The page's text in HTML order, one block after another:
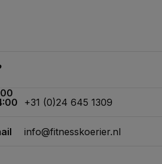
+31 (0)24 645 1309
info@fitnesskoerier.nl